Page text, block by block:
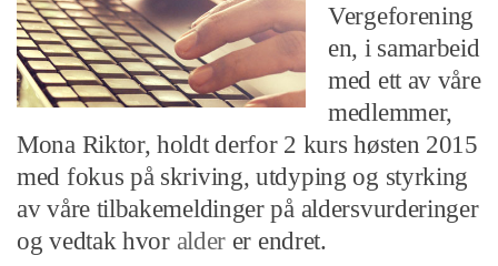
Vergeforening
en, i samarbeid
med ett av våre
medlemmer,
Mona Riktor, holdt derfor 2 kurs høsten 2015
med fokus på skriving, utdyping og styrking
av våre tilbakemeldinger på aldersvurderinger
og vedtak hvor alder er endret.